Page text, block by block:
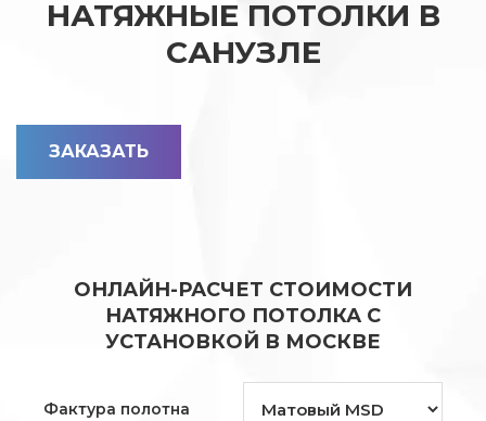
НАТЯЖНЫЕ ПОТОЛКИ В
САНУЗЛЕ
ЗАКАЗАТЬ
ОНЛАЙН-РАСЧЕТ СТОИМОСТИ
НАТЯЖНОГО ПОТОЛКА С
УСТАНОВКОЙ В МОСКВЕ
Фактура полотна